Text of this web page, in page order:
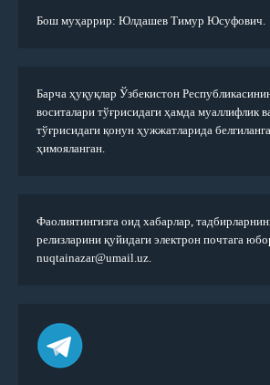
Бош муҳаррир: Юлдашев Тимур Юсуфович.
Барча ҳуқуқлар Ўзбекистон
воситалари тўғрисидаги ҳамда муаллифлик
тўғрисидаги қонун ҳужжатларида
ҳимояланган.
Фаолиятингизга оид хабарлар,
релизларини қуйидаги электрон почтага
nuqtainazar@umail.uz.